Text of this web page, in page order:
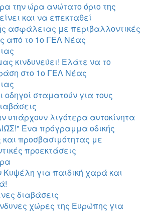
την ώρα ανώτατο όριο της
και να επεκταθεί
ασφάλειας με περιβαλλοντικές
από το 1ο ΓΕΛ Νέας
κινδυνεύει! Ελάτε να το
στο 1ο ΓΕΛ Νέας
οδηγοί σταματούν για τους
υπάρχουν λιγότερα αυτοκίνητα
Ένα πρόγραμμα οδικής
προσβασιμότητας με
προεκτάσεις
Κυψέλη για παιδική χαρά και
διαβάσεις
χώρες της Ευρώπης για